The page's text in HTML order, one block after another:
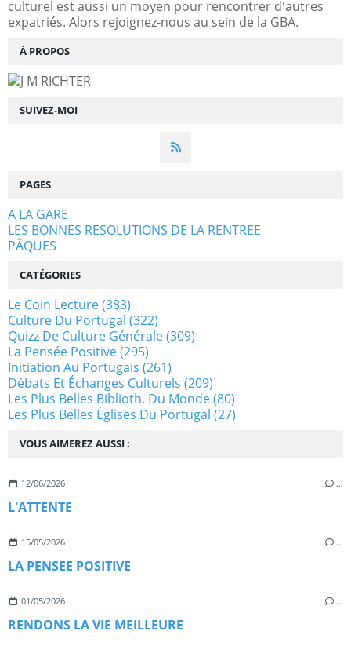
SUIVEZ-MOI
culturel est aussi un moyen pour rencontrer d'autres
expatriés. Alors rejoignez-nous au sein de la GBA.
À PROPOS
VOUS AIMEREZ AUSSI :
12/06/2026 …
L'ATTENTE
15/05/2026 …
LA PENSEE POSITIVE
01/05/2026 …
RENDONS LA VIE MEILLEURE
PAGES
A LA GARE
LES BONNES RESOLUTIONS DE LA RENTREE
PÂQUES
CATÉGORIES
Le Coin Lecture(383)
Culture Du Portugal (322)
Quizz De Culture Générale(309)
La Pensée Positive(295)
Initiation Au Portugais (261)
Débats Et Échanges Culturels (209)
Les Plus Belles Biblioth. Du Monde(80)
Les Plus Belles Églises Du Portugal (27)